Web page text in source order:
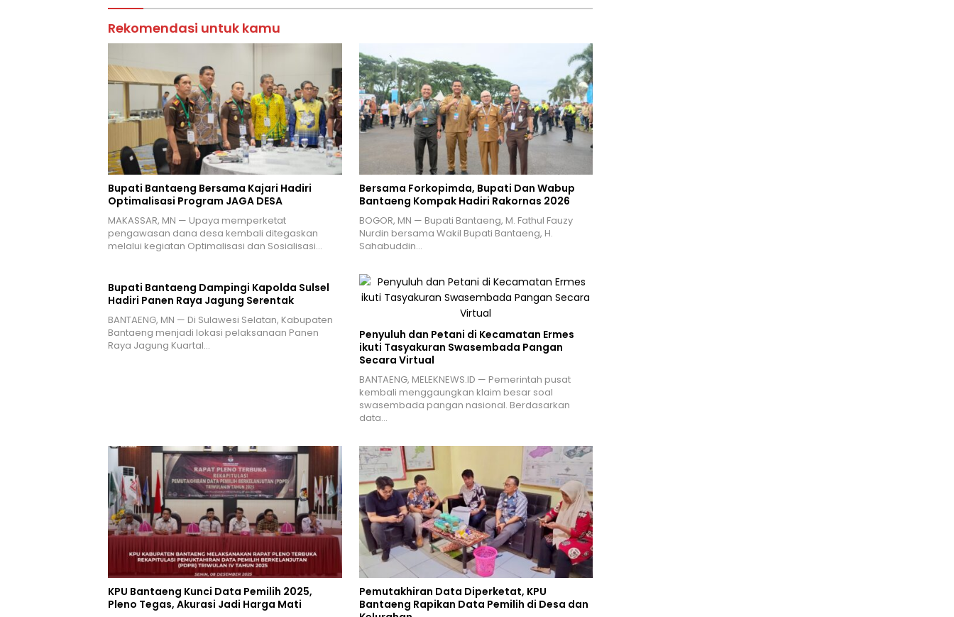
Rekomendasi untuk kamu
Bupati Bantaeng Bersama Kajari Hadiri
Optimalisasi Program JAGA DESA
MAKASSAR, MN — Upaya memperketat
pengawasan dana desa kembali ditegaskan
melalui kegiatan Optimalisasi dan Sosialisasi…
Bersama Forkopimda, Bupati Dan Wabup
Bantaeng Kompak Hadiri Rakornas 2026
BOGOR, MN — Bupati Bantaeng, M. Fathul Fauzy
Nurdin bersama Wakil Bupati Bantaeng, H.
Sahabuddin…
Bupati Bantaeng Dampingi Kapolda Sulsel
Hadiri Panen Raya Jagung Serentak
BANTAENG, MN — Di Sulawesi Selatan, Kabupaten
Bantaeng menjadi lokasi pelaksanaan Panen
Raya Jagung Kuartal…
Penyuluh dan Petani di Kecamatan Ermes
ikuti Tasyakuran Swasembada Pangan
Secara Virtual
BANTAENG, MELEKNEWS.ID — Pemerintah pusat
kembali menggaungkan klaim besar soal
swasembada pangan nasional. Berdasarkan
data…
KPU Bantaeng Kunci Data Pemilih 2025,
Pleno Tegas, Akurasi Jadi Harga Mati
Pemutakhiran Data Diperketat, KPU
Bantaeng Rapikan Data Pemilih di Desa dan